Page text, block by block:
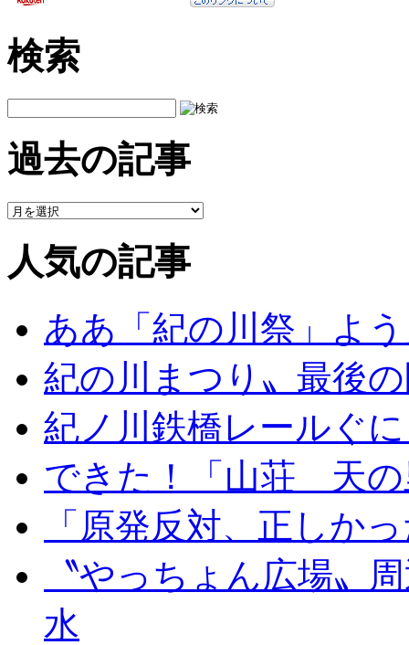
検索
過去の記事
人気の記事
ああ「紀の川祭」よ
紀の川まつり〟最後
紀ノ川鉄橋レールぐ
できた！「山荘 天の
「原発反対、正しか
〝やっちょん広場〟
水